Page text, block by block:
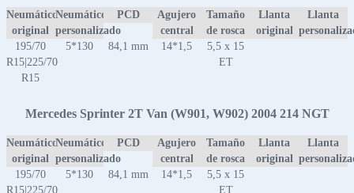
Neumático
original
Neumático
personalizado
PCD
Agujero
central
Tamaño
de rosca
Llanta
original
Llanta
195/70
R15|225/70
R15
5*130 84,1 mm 14*1,5
5,5 x 15
ET
Mercedes Sprinter 2T Van (W901, W902) 2004 214 NGT
Neumático
original
Neumático
personalizado
PCD
Agujero
central
Tamaño
de rosca
Llanta
original
Llanta
195/70
R15|225/70
5*130 84,1 mm 14*1,5
5,5 x 15
ET